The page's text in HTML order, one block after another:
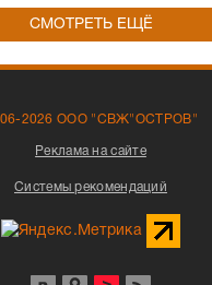
СМОТРЕТЬ ЕЩЁ
2026 ООО "СВЖ"ОСТРОВ"
Реклама на сайте
Системы рекомендаций